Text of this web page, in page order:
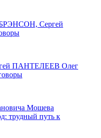
БРЭНСОН, Сергей
ПАНТЕЛЕЕВ Олег
Мошева
трудный путь к